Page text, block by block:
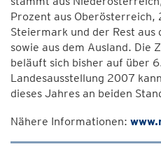
Prozent aus Oberösterreich,
Steiermark und der Rest aus
sowie aus dem Ausland. Die
beläuft sich bisher auf über
Landesausstellung 2007
dieses Jahres an beiden
Nähere Informationen: